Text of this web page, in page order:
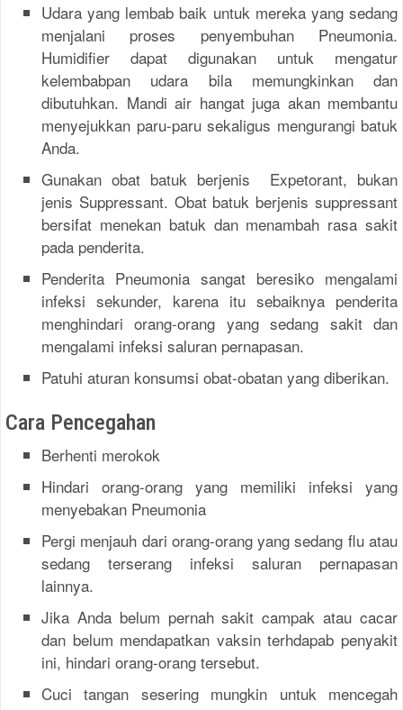
Udara yang lembab baik untuk mereka yang sedang
menjalani proses penyembuhan Pneumonia.
Humidifier dapat digunakan untuk mengatur
kelembabpan udara bila memungkinkan dan
dibutuhkan. Mandi air hangat juga akan membantu
menyejukkan paru-paru sekaligus mengurangi batuk
Anda.
Gunakan obat batuk berjenis Expetorant, bukan
jenis Suppressant. Obat batuk berjenis suppressant
bersifat menekan batuk dan menambah rasa sakit
pada penderita.
Penderita Pneumonia sangat beresiko mengalami
infeksi sekunder, karena itu sebaiknya penderita
menghindari orang-orang yang sedang sakit dan
mengalami infeksi saluran pernapasan.
Patuhi aturan konsumsi obat-obatan yang diberikan.
Cara Pencegahan
Berhenti merokok
Hindari orang-orang yang memiliki infeksi yang
menyebakan Pneumonia
Pergi menjauh dari orang-orang yang sedang flu atau
sedang terserang infeksi saluran pernapasan
lainnya.
Jika Anda belum pernah sakit campak atau cacar
dan belum mendapatkan vaksin terhdapab penyakit
ini, hindari orang-orang tersebut.
Cuci tangan sesering mungkin untuk mencegah